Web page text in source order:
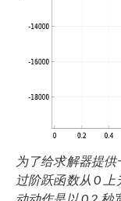
为了给求解器提
过阶跃函数从 0
动动作是以 0.2 秒